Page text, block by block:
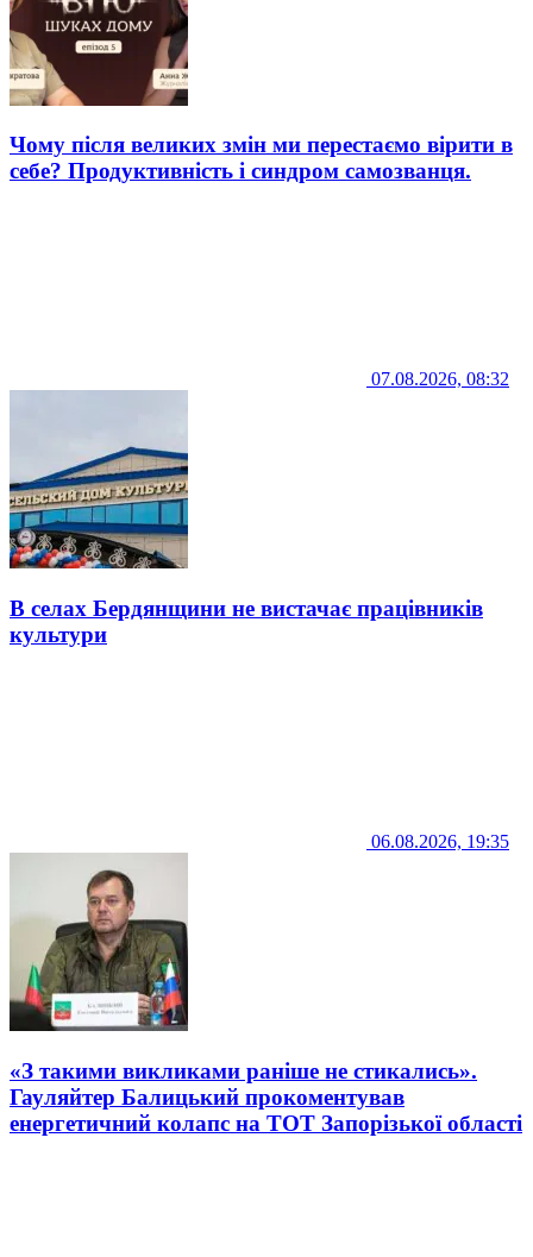
Чому після великих змін ми перестаємо вірити в
себе? Продуктивність і синдром самозванця.
07.08.2026, 08:32
В селах Бердянщини не вистачає працівників
культури
06.08.2026, 19:35
«З такими викликами раніше не стикались».
Гауляйтер Балицький прокоментував
енергетичний колапс на ТОТ Запорізької області